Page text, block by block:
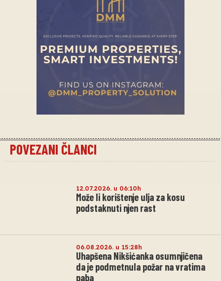
POVEZANI ČLANCI
12.07.2026. u 06:10h
Može li korištenje ulja za kosu
podstaknuti njen rast
06.08.2026. u 15:28h
Uhapšena Nikšićanka osumnjičena
da je podmetnula požar na vratima
paba